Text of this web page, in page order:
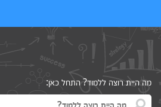
מה היית רוצה ללמוד? התחל כאן: